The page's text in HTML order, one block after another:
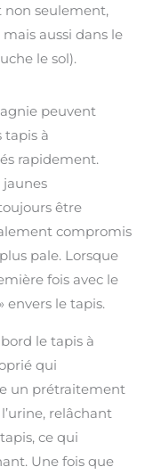
non seulement,
aussi dans le
le sol).
peuvent
tapis à
rapidement.
jaunes
être
compromis
pale. Lorsque
fois avec le
envers le tapis.
le tapis à
qui
un prétraitement
relâchant
ce qui
Une fois que